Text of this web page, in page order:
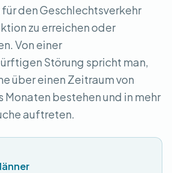
den Geschlechtsverkehr
zu erreichen oder
Von einer
Störung spricht man,
über einen Zeitraum von
Monaten bestehen und in mehr
auftreten.